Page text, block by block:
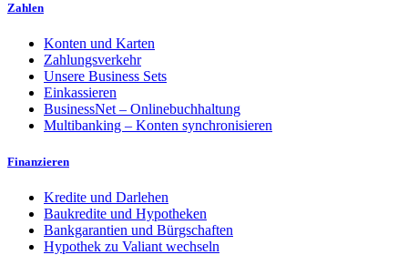
Zahlen
Konten und Karten
Zahlungsverkehr
Unsere Business Sets
Einkassieren
BusinessNet – Onlinebuchhaltung
Multibanking – Konten synchronisieren
Finanzieren
Kredite und Darlehen
Baukredite und Hypotheken
Bankgarantien und Bürgschaften
Hypothek zu Valiant wechseln